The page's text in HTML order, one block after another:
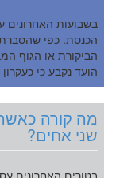
בשבועות האחרונים
הכנסת. כפי
הביקורת או הגוף
הועד נקבע כי כעקרון
מה קורה
שני אחים?
בטורים האחרונים